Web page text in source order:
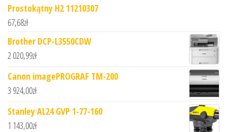
Prostokątny H2 11210307
67,68zł
Brother DCP-L3550CDW
2 020,99zł
Canon imagePROGRAF TM-200
3 924,00zł
Stanley AL24 GVP 1-77-160
1 143,00zł